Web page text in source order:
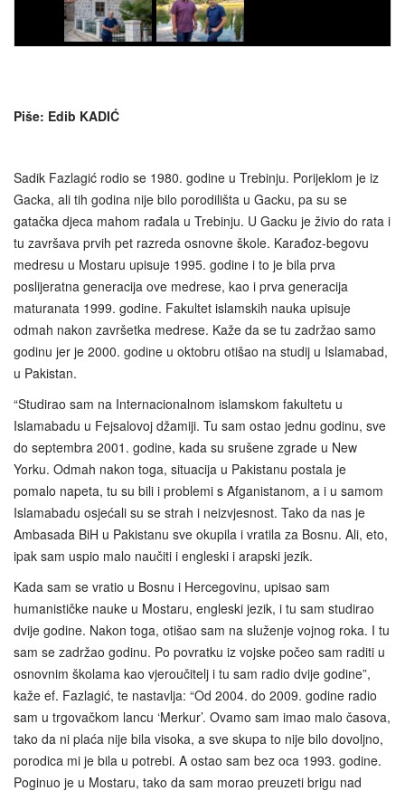
Piše: Edib KADIĆ
Sadik Fazlagić rodio se 1980. godine u Trebinju. Porijeklom je iz
Gacka, ali tih godina nije bilo porodilišta u Gacku, pa su se
gatačka djeca mahom rađala u Trebinju. U Gacku je živio do rata i
tu završava prvih pet razreda osnovne škole. Karađoz-begovu
medresu u Mostaru upisuje 1995. godine i to je bila prva
poslijeratna generacija ove medrese, kao i prva generacija
maturanata 1999. godine. Fakultet islamskih nauka upisuje
odmah nakon završetka medrese. Kaže da se tu zadržao samo
godinu jer je 2000. godine u oktobru otišao na studij u Islamabad,
u Pakistan.
“Studirao sam na Internacionalnom islamskom fakultetu u
Islamabadu u Fejsalovoj džamiji. Tu sam ostao jednu godinu, sve
do septembra 2001. godine, kada su srušene zgrade u New
Yorku. Odmah nakon toga, situacija u Pakistanu postala je
pomalo napeta, tu su bili i problemi s Afganistanom, a i u samom
Islamabadu osjećali su se strah i neizvjesnost. Tako da nas je
Ambasada BiH u Pakistanu sve okupila i vratila za Bosnu. Ali, eto,
ipak sam uspio malo naučiti i engleski i arapski jezik.
Kada sam se vratio u Bosnu i Hercegovinu, upisao sam
humanističke nauke u Mostaru, engleski jezik, i tu sam studirao
dvije godine. Nakon toga, otišao sam na služenje vojnog roka. I tu
sam se zadržao godinu. Po povratku iz vojske počeo sam raditi u
osnovnim školama kao vjeroučitelj i tu sam radio dvije godine”,
kaže ef. Fazlagić, te nastavlja: “Od 2004. do 2009. godine radio
sam u trgovačkom lancu ‘Merkur’. Ovamo sam imao malo časova,
tako da ni plaća nije bila visoka, a sve skupa to nije bilo dovoljno,
porodica mi je bila u potrebi. A ostao sam bez oca 1993. godine.
Poginuo je u Mostaru, tako da sam morao preuzeti brigu nad